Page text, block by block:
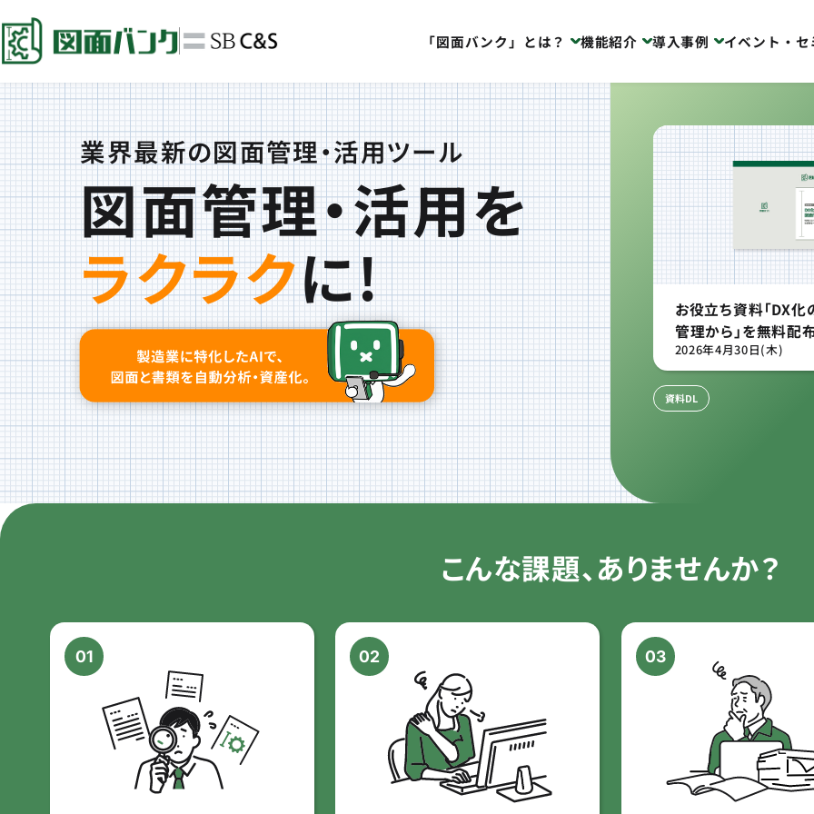
「図面バンク」とは？ 機能紹介 導入事例 イベント・セ
業界最新の図面管理・活用ツール
図面管理・活用を
ラクラクに!
ログ」を無料配布中
2026年4月30日(木)
資料DL
お役立ち資料「DX
管理から」を無料配
2026年4月30日(木)
資料DL
こんな課題、ありませんか？
01 02 03